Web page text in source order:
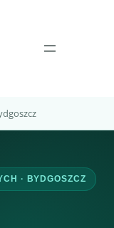
· BYDGOSZCZ